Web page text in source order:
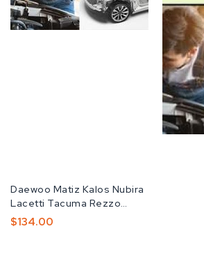
공
급
업
Daewoo Matiz Kalos Nubira
Lacetti Tacuma Rezzo
Service Repair Manual
정
$134.00